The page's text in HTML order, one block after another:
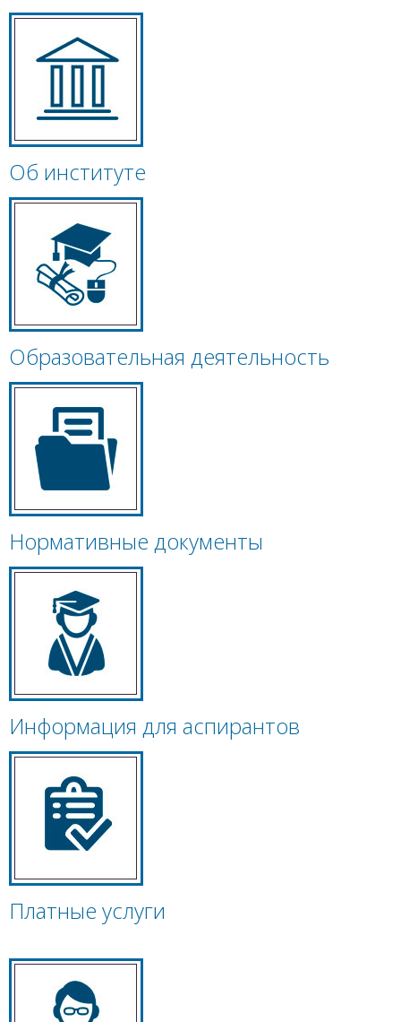
Об институте
Образовательная деятельность
Нормативные документы
Информация для аспирантов
Платные услуги